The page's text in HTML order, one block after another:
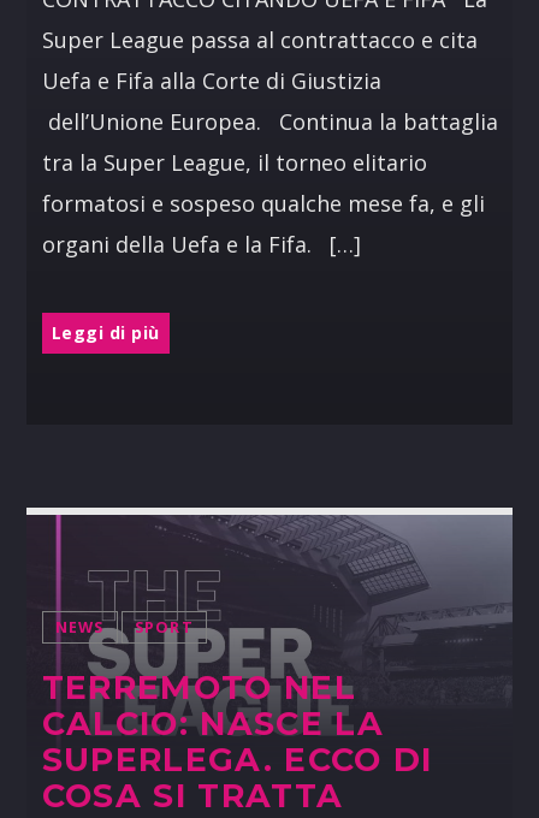
Super League passa al contrattacco e cita
Uefa e Fifa alla Corte di Giustizia
dell’Unione Europea. Continua la battaglia
tra la Super League, il torneo elitario
formatosi e sospeso qualche mese fa, e gli
organi della Uefa e la Fifa. […]
Leggi di più
NEWS SPORT
TERREMOTO NEL
CALCIO: NASCE LA
SUPERLEGA. ECCO DI
COSA SI TRATTA